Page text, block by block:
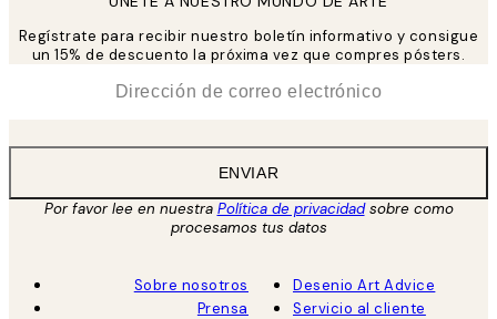
Regístrate para recibir nuestro boletín informativo y consigue
un 15% de descuento la próxima vez que compres pósters.
ENVIAR
Por favor lee en nuestra Política de privacidadsobre como
procesamos tus datos
Sobre nosotros
Prensa
Desenio Art Advice
Servicio al cliente